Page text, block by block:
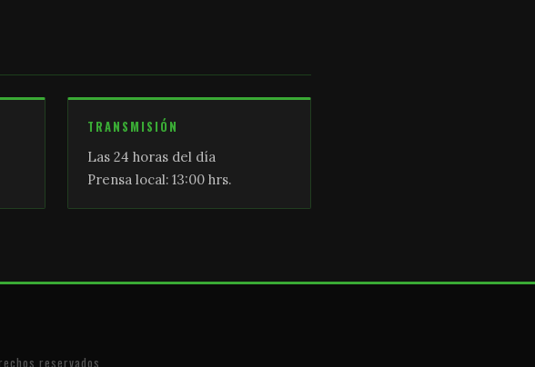
TRANSMISIÓN
Las 24 horas del día
Prensa local: 13:00 hrs.
reservados